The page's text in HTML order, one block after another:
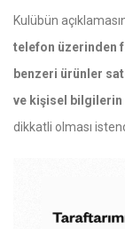
Kulübün
telefon üzerinden
benzeri ürünler
ve kişisel bilgilerin
dikkatli olması